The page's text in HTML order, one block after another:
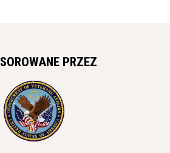
PRZEZ